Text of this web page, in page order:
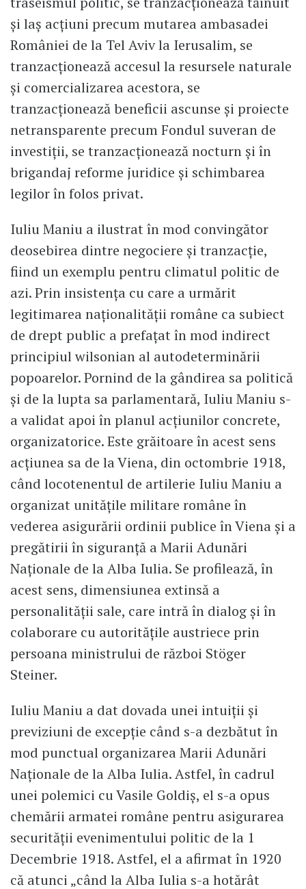
și laș acțiuni precum mutarea ambasadei
României de la Tel Aviv la Ierusalim, se
tranzacționează accesul la resursele naturale
și comercializarea acestora, se
tranzacționează beneficii ascunse și proiecte
netransparente precum Fondul suveran de
investiții, se tranzacționează nocturn și în
brigandaj reforme juridice și schimbarea
legilor în folos privat.
Iuliu Maniu a ilustrat în mod convingător
deosebirea dintre negociere și tranzacție,
fiind un exemplu pentru climatul politic de
azi. Prin insistența cu care a urmărit
legitimarea naționalității române ca subiect
de drept public a prefațat în mod indirect
principiul wilsonian al autodeterminării
popoarelor. Pornind de la gândirea sa politică
și de la lupta sa parlamentară, Iuliu Maniu s-
a validat apoi în planul acțiunilor concrete,
organizatorice. Este grăitoare în acest sens
acțiunea sa de la Viena, din octombrie 1918,
când locotenentul de artilerie Iuliu Maniu a
organizat unitățile militare române în
vederea asigurării ordinii publice în Viena și a
pregătirii în siguranță a Marii Adunări
Naționale de la Alba Iulia. Se profilează, în
acest sens, dimensiunea extinsă a
personalității sale, care intră în dialog și în
colaborare cu autoritățile austriece prin
persoana ministrului de război Stöger
Steiner.
Iuliu Maniu a dat dovada unei intuiții și
previziuni de excepție când s-a dezbătut în
mod punctual organizarea Marii Adunări
Naționale de la Alba Iulia. Astfel, în cadrul
unei polemici cu Vasile Goldiș, el s-a opus
chemării armatei române pentru asigurarea
securității evenimentului politic de la 1
Decembrie 1918. Astfel, el a afirmat în 1920
că atunci „când la Alba Iulia s-a hotărât